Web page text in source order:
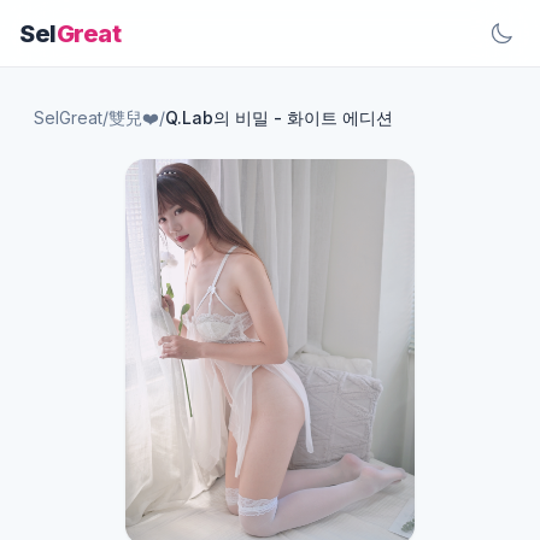
SelGreat
SelGreat/雙兒❤️/Q.Lab의 비밀 - 화이트 에디션